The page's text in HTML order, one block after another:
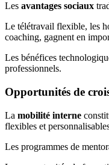
Les avantages sociaux
Le télétravail flexible, les
coaching, gagnent en
Les bénéfices
professionnels.
Opportunités de
La mobilité interne
flexibles et
Les programmes de